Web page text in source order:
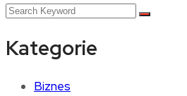
Kategorie
Biznes